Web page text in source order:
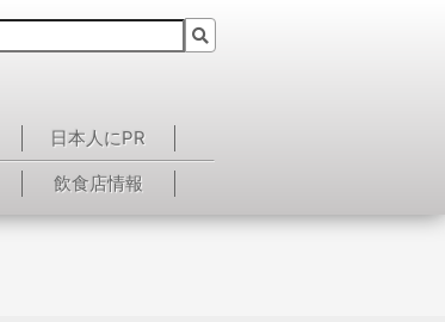
日本人にPR
飲食店情報